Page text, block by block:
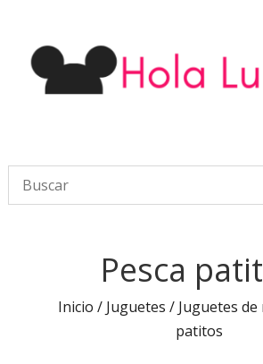
Pesca
Inicio / Juguetes / Juguetes de
patitos